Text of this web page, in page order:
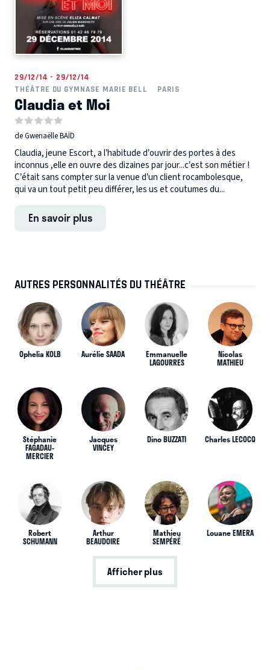
29/12/14 - 29/12/14
THÉÂTRE DU GYMNASE MARIE BELL
PARIS
Claudia et Moi
de Gwenaëlle BAÏD
Claudia, jeune Escort, a l’habitude d’ouvrir des portes à des
inconnus ,elle en ouvre des dizaines par jour...c’est son métier !
C’était sans compter sur la venue d’un client rocambolesque,
qui va un tout petit peu différer, les us et coutumes du...
En savoir plus
AUTRES PERSONNALITÉS DU THÉÂTRE
Ophelia KOLB Aurélie SAADA Emmanuelle
LAGOURRES
Nicolas
MATHIEU
Stéphanie
FAGADAU-
MERCIER
Jacques
VINCEY
Dino BUZZATI Charles LECOCQ
Robert
SCHUMANN
Arthur
BEAUDOIRE
Mathieu
SEMPÉRÉ
Louane EMERA
Afficher plus